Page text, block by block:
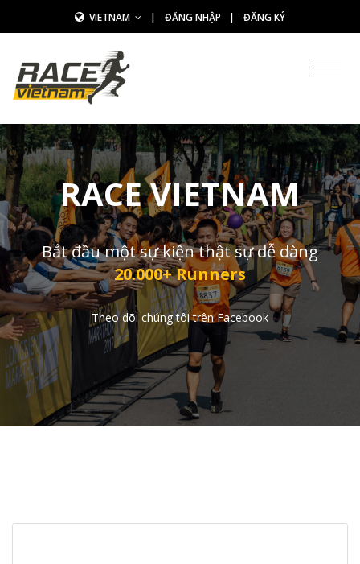
VIETNAM | ĐĂNG NHẬP | ĐĂNG KÝ
RACE VIETNAM
Bắt đầu một sự kiện thật sự dễ dàng
20.000+ Runners
Theo dõi chúng tôi trên Facebook